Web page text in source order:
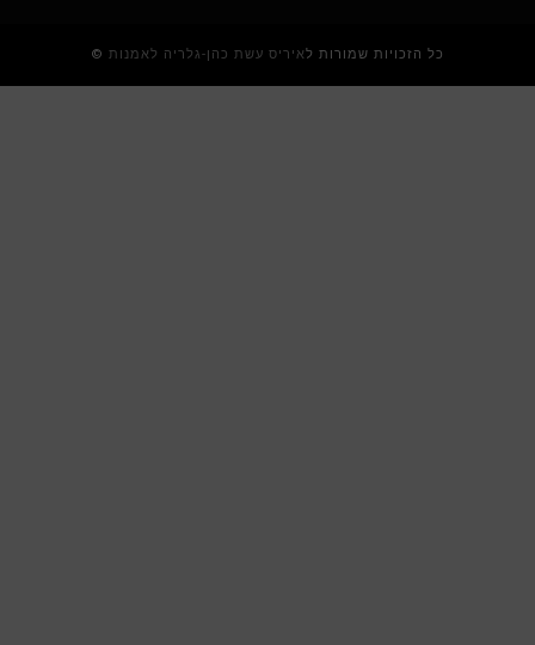
© כל הזכויות שמורות לאיריס עשת כהן-גלריה לאמנות